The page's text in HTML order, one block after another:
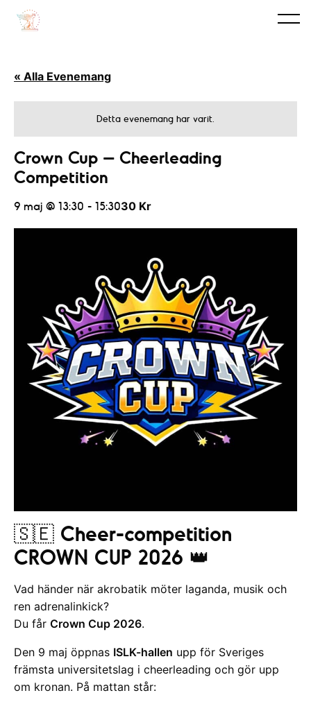
« Alla Evenemang
Detta evenemang har varit.
Crown Cup – Cheerleading
Competition
9 maj @ 13:30 - 15:3030 Kr
🇸🇪 Cheer-competition
CROWN CUP 2026 👑
Vad händer när akrobatik möter laganda, musik och
ren adrenalinkick?
Du får Crown Cup 2026.
Den 9 maj öppnas ISLK-hallen upp för Sveriges
främsta universitetslag i cheerleading och gör upp
om kronan. På mattan står: